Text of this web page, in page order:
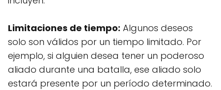
Limitaciones de tiempo: Algunos deseos
solo son válidos por un tiempo limitado. Por
ejemplo, si alguien desea tener un poderoso
aliado durante una batalla, ese aliado solo
estará presente por un período determinado.